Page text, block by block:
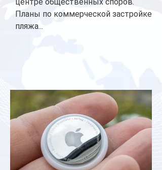
Планы по коммерческой застройке
пляжа...